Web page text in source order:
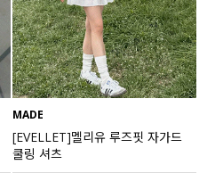
MADE
[EVELLET]멜리유 루즈핏 자가드
쿨링 셔츠